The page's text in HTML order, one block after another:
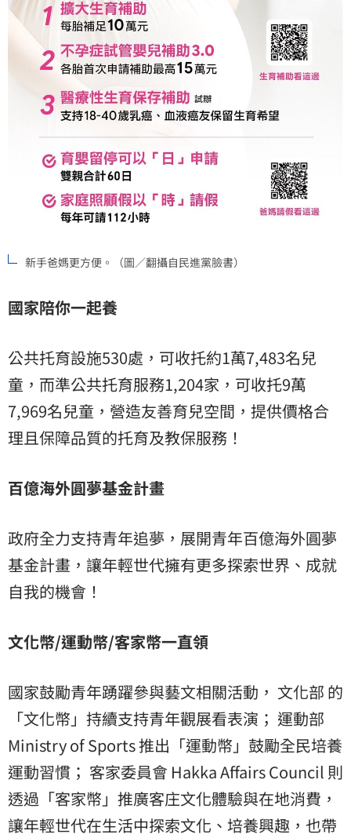
新手爸媽更方便。（圖／翻攝自民進黨臉書）
國家陪你一起養
公共托育設施530處，可收托約1萬7,483名兒
童，而準公共托育服務1,204家，可收托9萬
7,969名兒童，營造友善育兒空間，提供價格合
理且保障品質的托育及教保服務！
百億海外圓夢基金計畫
政府全力支持青年追夢，展開青年百億海外圓夢
基金計畫，讓年輕世代擁有更多探索世界、成就
自我的機會！
文化幣/運動幣/客家幣一直領
國家鼓勵青年踴躍參與藝文相關活動， 文化部 的
「文化幣」持續支持青年觀展看表演； 運動部
Ministry of Sports 推出「運動幣」鼓勵全民培養
運動習慣； 客家委員會 Hakka Affairs Council 則
透過「客家幣」推廣客庄文化體驗與在地消費，
讓年輕世代在生活中探索文化、培養興趣，也帶